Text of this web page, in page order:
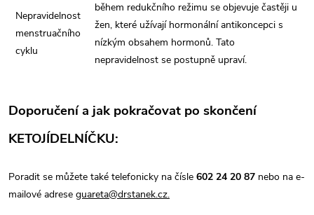
Nepravidelnost
menstruačního
cyklu
během redukčního režimu se objevuje častěji u
žen, které užívají hormonální antikoncepci s
nízkým obsahem hormonů. Tato
nepravidelnost se postupně upraví.
Doporučení a jak pokračovat po skončení
KETOJÍDELNÍČKU:
Poradit se můžete také telefonicky na čísle 602 24 20 87 nebo na e-
mailové adrese guareta@drstanek.cz.